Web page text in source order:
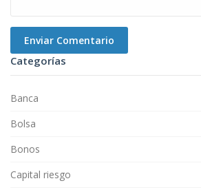
Enviar Comentario
Categorías
Banca
Bolsa
Bonos
Capital riesgo